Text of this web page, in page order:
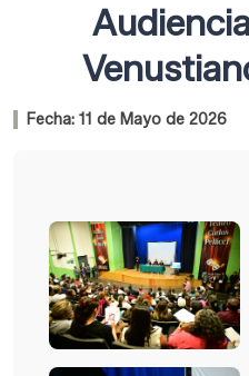
Fecha: 11 de Mayo de 2026